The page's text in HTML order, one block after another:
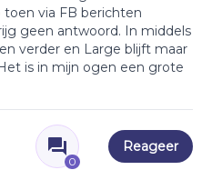
via FB berichten
geen antwoord. In middels
verder en Large blijft maar
is in mijn ogen een grote
0
Reageer